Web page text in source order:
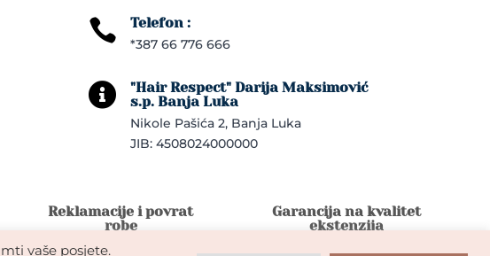
 Telefon :
*387 66 776 666

"Hair Respect" Darija Maksimović
s.p. Banja Luka
Nikole Pašića 2, Banja Luka
JIB: 4508024000000
Reklamacije i povrat
robe
Garancija na kvalitet
ekstenzija
vaše posjete.